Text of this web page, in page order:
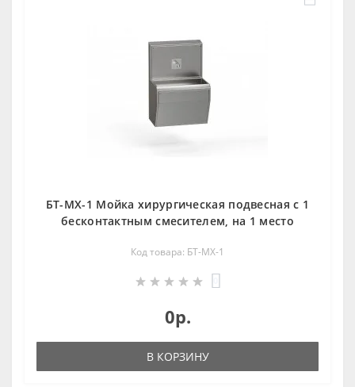
БТ-МХ-1 Мойка хирургическая подвесная с 1
бесконтактным смесителем, на 1 место
Код товара: БТ-МХ-1
0р.
В КОРЗИНУ